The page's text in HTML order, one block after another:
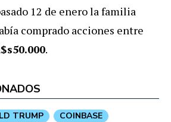
12 de enero la familia
comprado acciones entre
.
TRUMP
COINBASE